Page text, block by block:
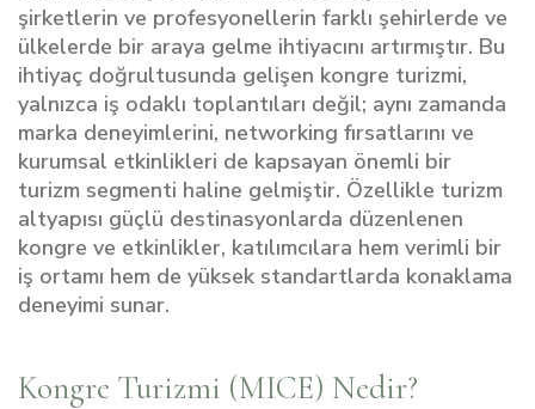
şirketlerin ve profesyonellerin farklı şehirlerde ve
ülkelerde bir araya gelme ihtiyacını artırmıştır. Bu
ihtiyaç doğrultusunda gelişen kongre turizmi,
yalnızca iş odaklı toplantıları değil; aynı zamanda
marka deneyimlerini, networking fırsatlarını ve
kurumsal etkinlikleri de kapsayan önemli bir
turizm segmenti haline gelmiştir. Özellikle turizm
altyapısı güçlü destinasyonlarda düzenlenen
kongre ve etkinlikler, katılımcılara hem verimli bir
iş ortamı hem de yüksek standartlarda konaklama
deneyimi sunar.
Kongre Turizmi (MICE) Nedir?